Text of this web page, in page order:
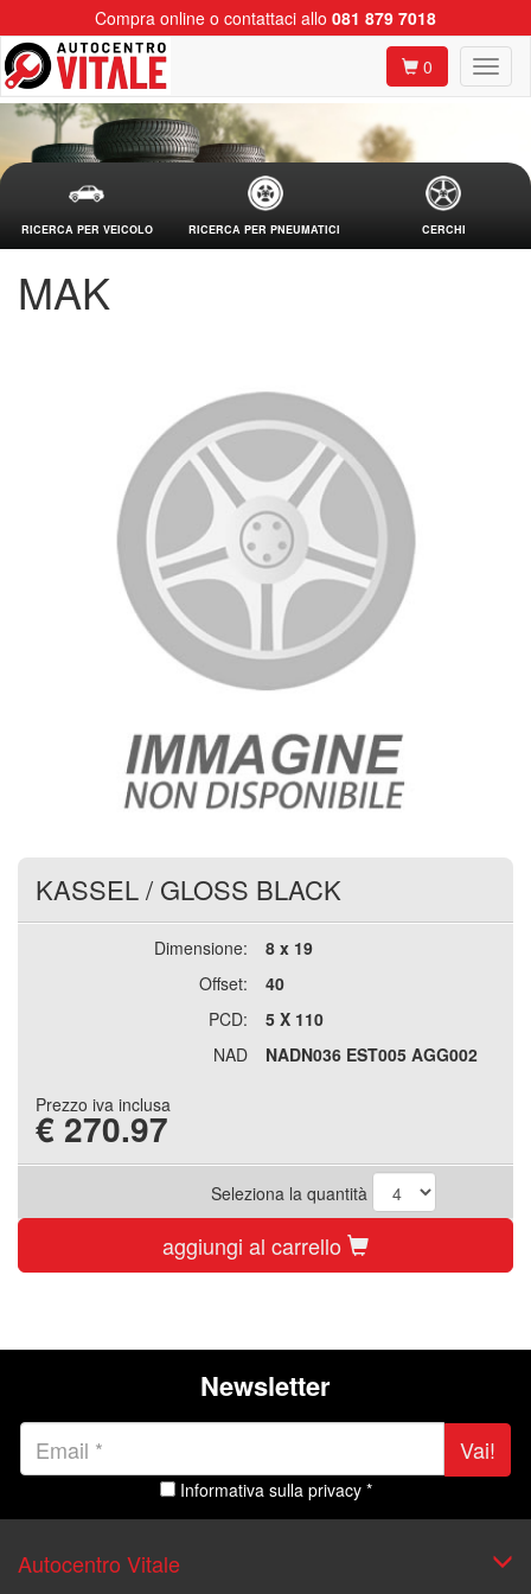
Compra online o contattaci allo 081 879 7018
0
RICERCA PER VEICOLO RICERCA PER PNEUMATICI CERCHI
MAK
KASSEL/ GLOSS BLACK
Dimensione:
8 x 19
Offset:
40
PCD:
5 X 110
NAD
NADN036 EST005 AGG002
Prezzo iva inclusa
€ 270.97
Seleziona la quantità
aggiungi al carrello
Newsletter
Vai!
Informativa sulla privacy *
Autocentro Vitale